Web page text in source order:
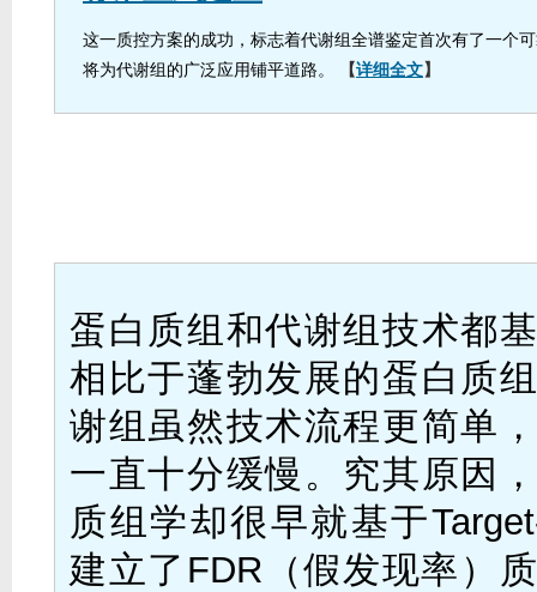
这一质控方案的成功，标志着代谢组全谱鉴定首次有了一个
将为代谢组的广泛应用铺平道路。
【详细全文】
蛋白质组和代谢组技术都
相比于蓬勃发展的蛋白质
谢组虽然技术流程更简单
一直十分缓慢。究其原因
质组学却很早就基于
建立了FDR（假发现率）